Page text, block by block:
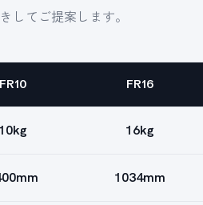
してご提案します。
FR10 FR16
10kg 16kg
1034mm